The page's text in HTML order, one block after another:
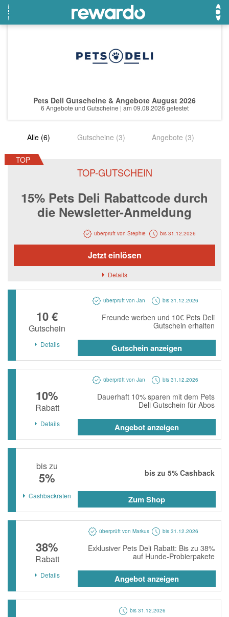
Lieferando
Fressnapf
adidas
apodiscounter
HappyKeks
Pets Deli
SNIPES
Lidl
BOGNER
BADER
momox
GALERIA
bonprix
LiveFresh
tink
heine
Top Gutscheine
Sonderaktionen
Top Angebote
Pets Deli Gutscheine & Angebote August 2026
6 Angebote und Gutscheine | am 09.08.2026 getestet
Alle (6) Gutscheine (3) Angebote (3)
TOP
TOP-GUTSCHEIN
15% Pets Deli Rabattcode durch
die Newsletter-Anmeldung
überprüft von Stephie bis 31.12.2026
Details
Jetzt einlösen
überprüft von Jan bis 31.12.2026
10 €
Gutschein
Freunde werben und 10€ Pets Deli
Gutschein erhalten
Details Gutschein anzeigen
überprüft von Jan bis 31.12.2026
10%
Rabatt
Dauerhaft 10% sparen mit dem Pets
Deli Gutschein für Abos
Details Angebot anzeigen
bis zu
5% bis zu 5% Cashback
Cashbackraten Zum Shop
überprüft von Markus bis 31.12.2026
38%
Rabatt
Exklusiver Pets Deli Rabatt: Bis zu 38%
auf Hunde-Probierpakete
Details Angebot anzeigen
bis 31.12.2026